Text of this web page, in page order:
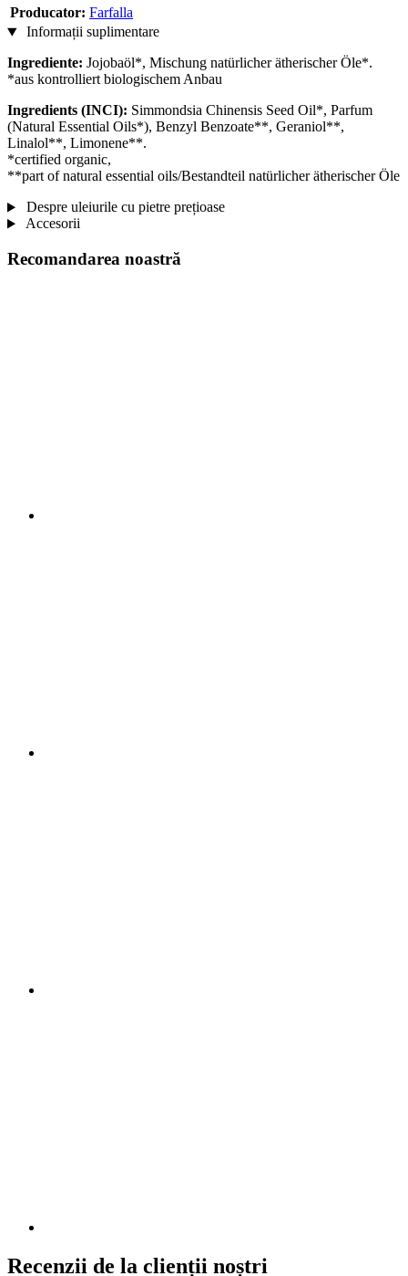
Producator: Farfalla
Informații suplimentare
Ingrediente: Jojobaöl*, Mischung natürlicher ätherischer Öle*.
*aus kontrolliert biologischem Anbau
Ingredients (INCI): Simmondsia Chinensis Seed Oil*, Parfum
(Natural Essential Oils*), Benzyl Benzoate**, Geraniol**,
Linalol**, Limonene**.
*certified organic,
**part of natural essential oils/Bestandteil natürlicher ätherischer Öle
Despre uleiurile cu pietre prețioase
Accesorii
Recomandarea noastră
Recenzii de la clienții noștri